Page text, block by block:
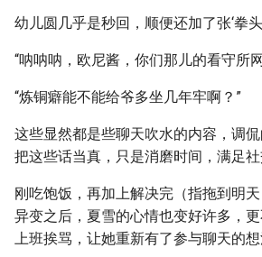
幼儿圆几乎是秒回，顺便还加了张‘拳头
“呐呐呐，欧尼酱，你们那儿的看守所
“炼铜癖能不能给爷多坐几年牢啊？”
这些显然都是些聊天吹水的内容，调
把这些话当真，只是消磨时间，满足社
刚吃饱饭，再加上解决完（指拖到明
异变之后，夏雪的心情也变好许多，
上班挨骂，让她重新有了参与聊天的想